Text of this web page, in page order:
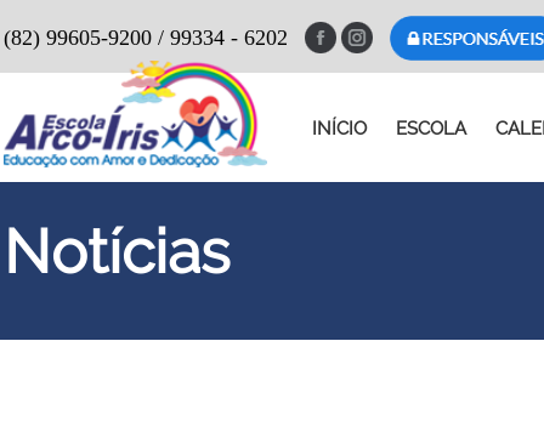
(82) 99605-9200 / 99334 - 6202
INÍCIO ESCOLA
Notícias